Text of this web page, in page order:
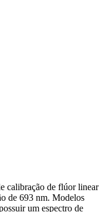
calibração de flúor linear
de 693 nm. Modelos
um espectro de